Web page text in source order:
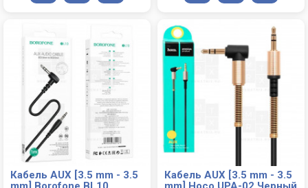
Кабель AUX [3.5 mm - 3.5
Кабель AUX [3.5 mm - 3.5